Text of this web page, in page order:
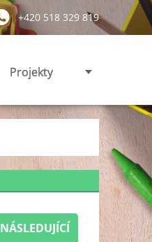
+420 518 329 819
Projekty
NÁSLEDUJÍCÍ